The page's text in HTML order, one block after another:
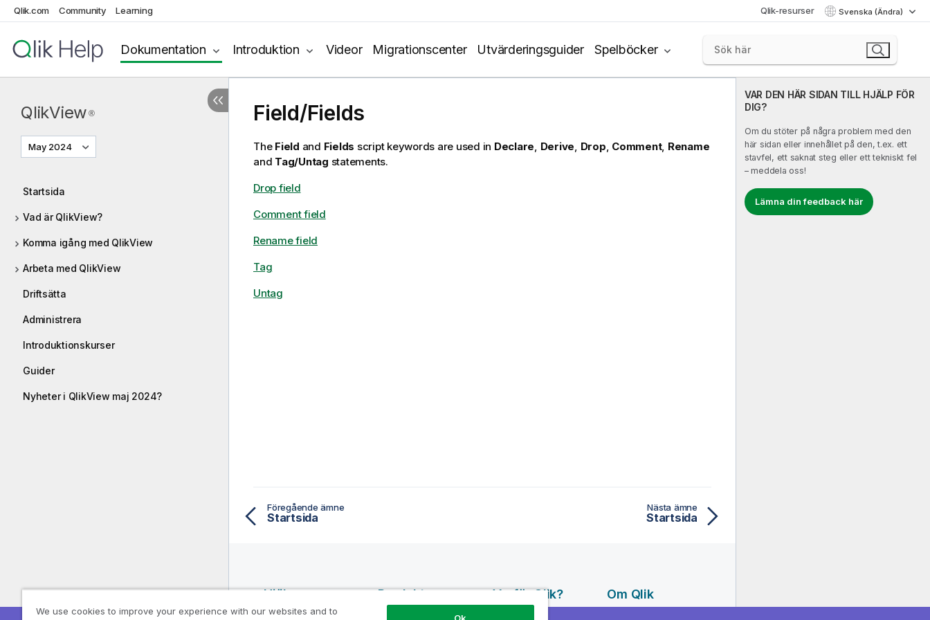
Qlik.com Community Learning Qlik-resurser Svenska (Ändra)
Dokumentation Introduktion Videor Migrationscenter Utvärderingsguider Spelböcker
QlikView ®
May 2024
Startsida
Vad är QlikView?
Komma igång med QlikView
Arbeta med QlikView
Driftsätta
Administrera
Introduktionskurser
Guider
Nyheter i QlikView maj 2024?
VAR DEN HÄR SIDAN TILL HJÄLP FÖR
DIG?
Om du stöter på några problem med den
här sidan eller innehållet på den, t.ex. ett
stavfel, ett saknat steg eller ett tekniskt fel
– meddela oss!
Lämna din feedback här
Field/Fields
The Field and Fields script keywords are used in Declare, Derive, Drop, Comment, Rename
and Tag/Untag statements.
Drop field
Comment field
Rename field
Tag
Untag
Föregående ämne
Startsida
Nästa ämne
Startsida
Hjälpresurser Produkter Varför Qlik? Om Qlik
We use cookies to improve your experience with our websites and to